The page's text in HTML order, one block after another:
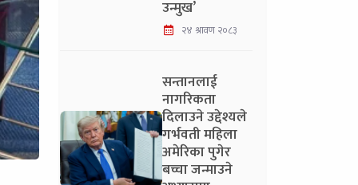
उन्मुख’
२४ श्रावण २०८३
सन्तानलाई
नागरिकता
दिलाउने उद्देश्यले
गर्भवती महिला
अमेरिका पुगेर
बच्चा जन्माउने